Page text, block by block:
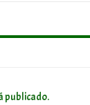
publicado.